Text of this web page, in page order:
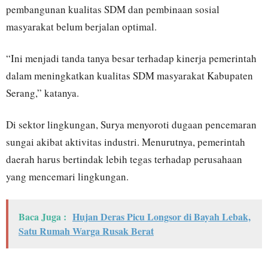
pembangunan kualitas SDM dan pembinaan sosial
masyarakat belum berjalan optimal.
“Ini menjadi tanda tanya besar terhadap kinerja pemerintah
dalam meningkatkan kualitas SDM masyarakat Kabupaten
Serang,” katanya.
Di sektor lingkungan, Surya menyoroti dugaan pencemaran
sungai akibat aktivitas industri. Menurutnya, pemerintah
daerah harus bertindak lebih tegas terhadap perusahaan
yang mencemari lingkungan.
Baca Juga : Hujan Deras Picu Longsor di Bayah Lebak,
Satu Rumah Warga Rusak Berat